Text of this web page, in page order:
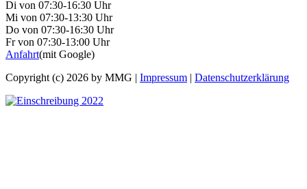
Di von 07:30-16:30 Uhr
Mi von 07:30-13:30 Uhr
Do von 07:30-16:30 Uhr
Fr von 07:30-13:00 Uhr
Anfahrt(mit Google)
Copyright (c) 2026 by MMG | Impressum | Datenschutzerklärung